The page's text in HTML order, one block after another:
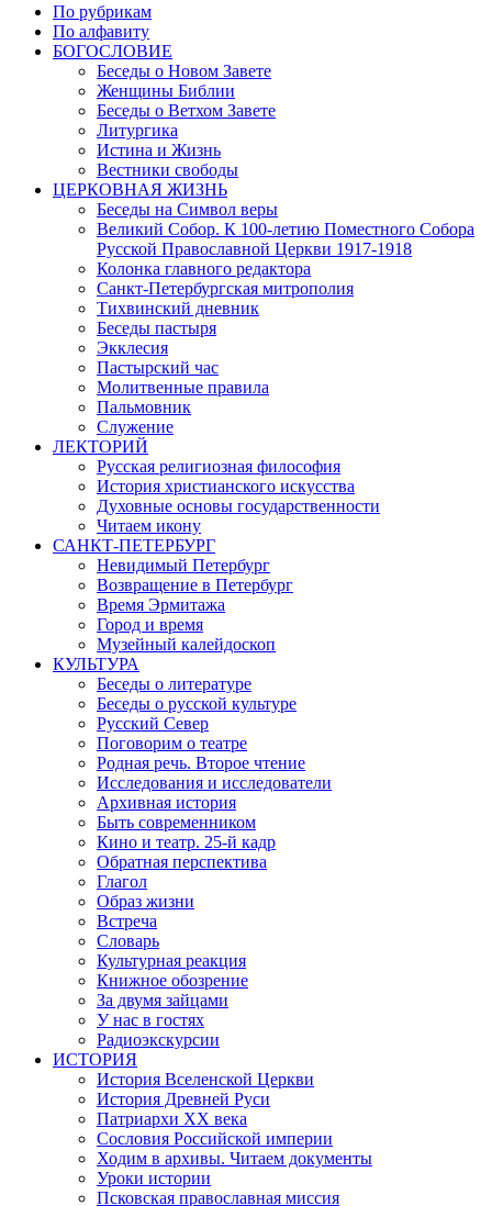
По рубрикам
По алфавиту
БОГОСЛОВИЕ
Беседы о Новом Завете
Женщины Библии
Беседы о Ветхом Завете
Литургика
Истина и Жизнь
Вестники свободы
ЦЕРКОВНАЯ ЖИЗНЬ
Беседы на Символ веры
Великий Собор. К 100-летию Поместного Собора
Русской Православной Церкви 1917-1918
Колонка главного редактора
Санкт-Петербургская митрополия
Тихвинский дневник
Беседы пастыря
Экклесия
Пастырский час
Молитвенные правила
Пальмовник
Служение
ЛЕКТОРИЙ
Русская религиозная философия
История христианского искусства
Духовные основы государственности
Читаем икону
САНКТ-ПЕТЕРБУРГ
Невидимый Петербург
Возвращение в Петербург
Время Эрмитажа
Город и время
Музейный калейдоскоп
КУЛЬТУРА
Беседы о литературе
Беседы о русской культуре
Русский Север
Поговорим о театре
Родная речь. Второе чтение
Исследования и исследователи
Архивная история
Быть современником
Кино и театр. 25-й кадр
Обратная перспектива
Глагол
Образ жизни
Встреча
Словарь
Культурная реакция
Книжное обозрение
За двумя зайцами
У нас в гостях
Радиоэкскурсии
ИСТОРИЯ
История Вселенской Церкви
История Древней Руси
Патриархи XX века
Сословия Российской империи
Ходим в архивы. Читаем документы
Уроки истории
Псковская православная миссия